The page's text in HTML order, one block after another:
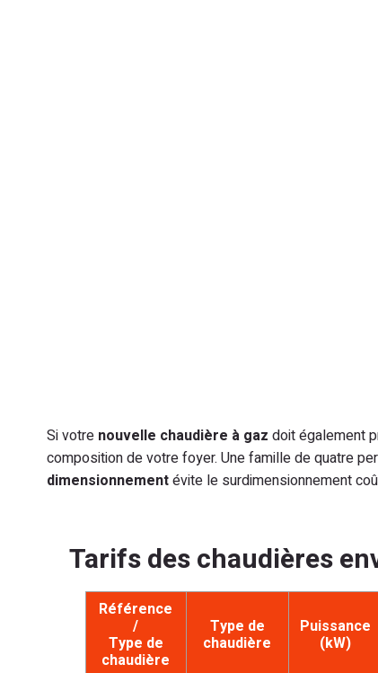
Si votre nouvelle chaudière à gaz doit également
composition de votre foyer. Une famille de quatre
dimensionnementévite le surdimensionnement
Tarifs des chaudières
Référence
/
Type de
chaudière
Type de
chaudière
Puissance
(kW)